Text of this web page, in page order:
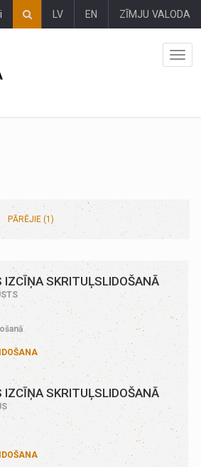
LV EN ZĪMJU VALODA
PĀRĒJIE (1)
IZCĪŅA SKRITUĻSLIDOŠANĀ
IZCĪŅA SKRITUĻSLIDOŠANĀ